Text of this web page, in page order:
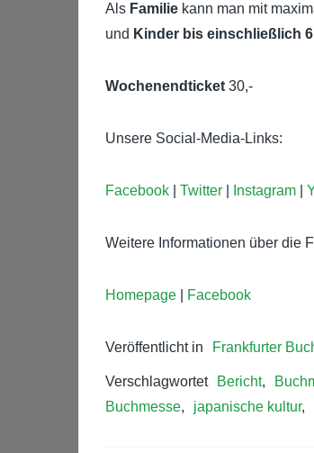
Als Familie kann man mit
und Kinder bis einschließlich
Wochenendticket 30,-
Unsere Social-Media-Links:
Facebook Twitter Instagram
Weitere Informationen über die
Homepage Facebook
Veröffentlicht in Frankfurter
Verschlagwortet Bericht,
Buchmesse, japanische kultur,